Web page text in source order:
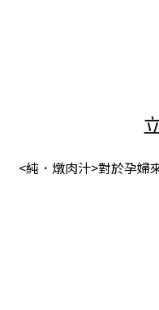
<純．燉肉汁>對於孕婦